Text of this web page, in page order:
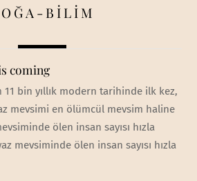
BİLİM
coming
11 bin yıllık modern tarihinde ilk kez,
mevsimi en ölümcül mevsim haline
ölen insan sayısı hızla
mevsiminde ölen insan sayısı hızla